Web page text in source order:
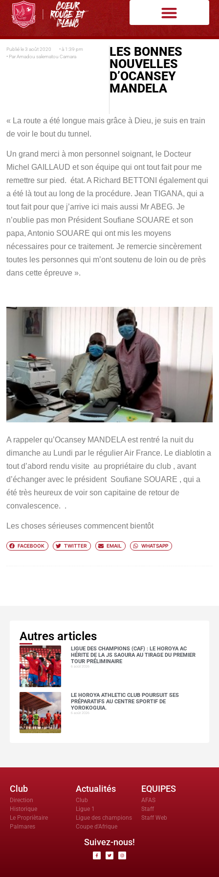
Publié le 3 août 2020 • à 1:39 pm
• ParAmadou salematou Camara
LES BONNES
NOUVELLES
D’OCANSEY
MANDELA
« La route a été longue mais grâce à Dieu, je suis en train
de voir le bout du tunnel.
Un grand merci à mon personnel soignant, le Docteur
Michel GAILLAUD et son équipe qui ont tout fait pour me
remettre sur pied. état. A Richard BETTONI également qui
a été là tout au long de la procédure. Jean TIGANA, qui a
tout fait pour que j’arrive ici mais aussi Mr ABEG. Je
n’oublie pas mon Président Soufiane SOUARE et son
papa, Antonio SOUARE qui ont mis les moyens
nécessaires pour ce traitement. Je remercie sincèrement
toutes les personnes qui m’ont soutenu de loin ou de près
dans cette épreuve ».
A rappeler qu’Ocansey MANDELA est rentré la nuit du
dimanche au Lundi par le régulier Air France. Le diablotin a
tout d’abord rendu visite au propriétaire du club , avant
d’échanger avec le président Soufiane SOUARE , qui a
été très heureux de voir son capitaine de retour de
convalescence. .
Les choses sérieuses commencent bientôt
FACEBOOK TWITTER EMAIL WHATSAPP
Autres articles
LIGUE DES CHAMPIONS (CAF) : LE HOROYA AC
HÉRITE DE LA JS SAOURA AU TIRAGE DU PREMIER
TOUR PRÉLIMINAIRE
6 août 2026
LE HOROYA ATHLETIC CLUB POURSUIT SES
PRÉPARATIFS AU CENTRE SPORTIF DE
YOROKOGUIA.
6 août 2026
Club
Direction
Historique
Le Propriètaire
Palmares
Actualités
Club
Ligue 1
Ligue des champions
Coupe d'Afrique
EQUIPES
AFAS
Staff
Staff Web
Suivez-nous!